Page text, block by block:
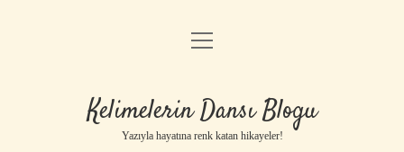
Anasayfa
Yasal Uyarı
menüyü
Kelimelerin Dansı Blogu
Yazıyla hayatına renk katan hikayeler!